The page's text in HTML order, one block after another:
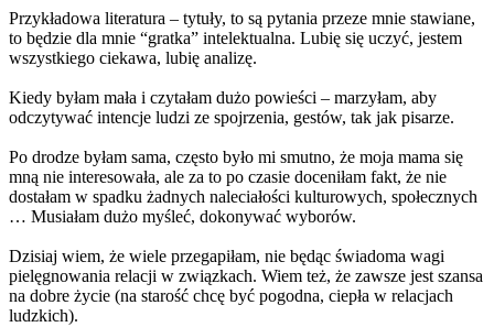
Przykładowa literatura – tytuły, to są pytania przeze mnie stawiane,
to będzie dla mnie “gratka” intelektualna. Lubię się uczyć, jestem
wszystkiego ciekawa, lubię analizę.
Kiedy byłam mała i czytałam dużo powieści – marzyłam, aby
odczytywać intencje ludzi ze spojrzenia, gestów, tak jak pisarze.
Po drodze byłam sama, często było mi smutno, że moja mama się
mną nie interesowała, ale za to po czasie doceniłam fakt, że nie
dostałam w spadku żadnych naleciałości kulturowych, społecznych
… Musiałam dużo myśleć, dokonywać wyborów.
Dzisiaj wiem, że wiele przegapiłam, nie będąc świadoma wagi
pielęgnowania relacji w związkach. Wiem też, że zawsze jest szansa
na dobre życie (na starość chcę być pogodna, ciepła w relacjach
ludzkich).